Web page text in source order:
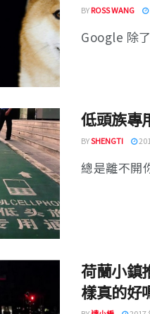
BYROSS WANG
Google 除
低頭族專
BYSHENGTI
總是離不開
荷蘭小鎮
樣真的好